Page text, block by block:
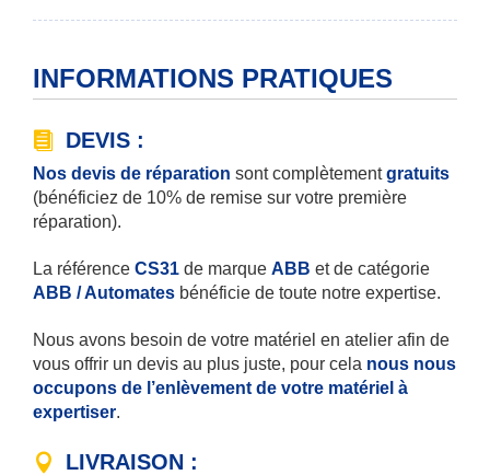
INFORMATIONS PRATIQUES
DEVIS :
Nos devis de réparation sont complètementgratuits
(bénéficiez de 10% de remise sur votre première
réparation).
La référence CS31 de marque ABB et de catégorie
ABB / Automates bénéficie de toute notre expertise.
Nous avons besoin de votre matériel en atelier afin de
vous offrir un devis au plus juste, pour cela nous nous
occupons de l’enlèvement de votre matériel à
expertiser.
LIVRAISON :